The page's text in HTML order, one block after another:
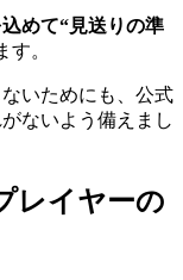
めて“見送りの準
す。
いためにも、公式
ないよう備えまし
レイヤーの